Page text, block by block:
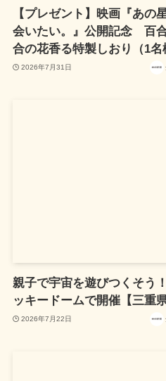
【プレゼント】映画『あの
会いたい。』公開記念 百
合の花香る特製しおり（1名
2026年7月31日
親子で宇宙を遊びつくそう
ッキードームで開催【三重
2026年7月22日